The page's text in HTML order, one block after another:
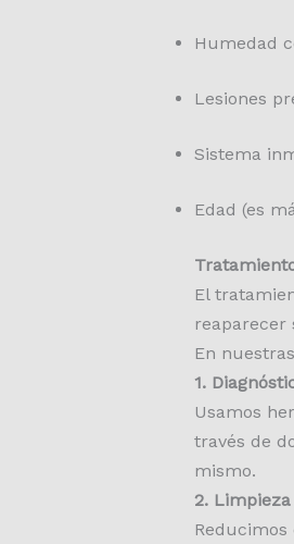
Humedad
Lesiones
Sistema
Edad (es
El
reaparecer
En
1.
Usamos
través de
mismo.
2.